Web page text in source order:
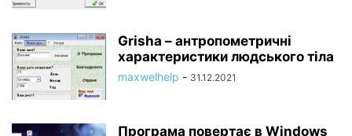
Grisha – антропометричні
характеристики людського тіла
maxwelhelp - 31.12.2021
Програма повертає в Windows